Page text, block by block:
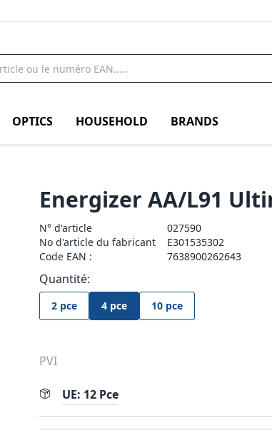
OPTICS HOUSEHOLD BRANDS
Energizer AA/L91
N° d'article
027590
No d'article du fabricant
E301535302
Code EAN :
7638900262643
Quantité:
2 pce 4 pce 10 pce
PVI
UE: 12 Pce